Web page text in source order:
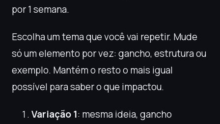
por 1 semana.
Escolha um tema que você vai repetir. Mude
só um elemento por vez: gancho, estrutura ou
exemplo. Mantém o resto o mais igual
possível para saber o que impactou.
Variação 1: mesma ideia, gancho